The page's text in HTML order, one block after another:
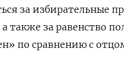
за избирательные
также за равенство
по сравнению с